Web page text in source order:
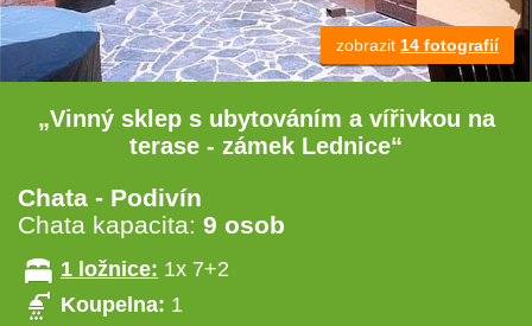
zobrazit 14 fotografií
„Vinný sklep s ubytováním a vířivkou na
terase - zámek Lednice“
Chata - Podivín
Chata kapacita: 9 osob
1 ložnice: 1x 7+2
Koupelna: 1